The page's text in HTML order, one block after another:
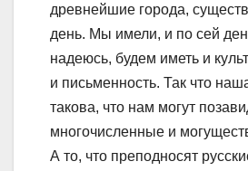
древнейшие города,
день. Мы имели, и по сей
надеюсь, будем иметь и
и письменность. Так что
такова, что нам могут
многочисленные и
А то, что преподносят